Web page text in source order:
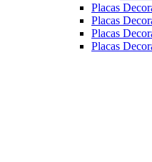
Placas
Placas
Placas
Placas